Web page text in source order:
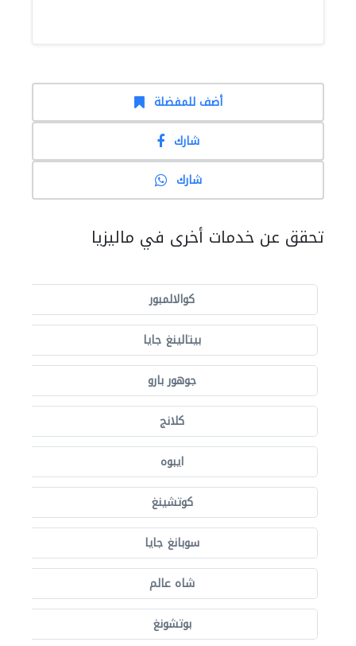
أضف للمفضلة
شارك
شارك
تحقق عن خدمات أخرى في ماليزيا
كوالالمبور
بيتالينغ جايا
جوهور بارو
كلانج
ايبوه
كوتشينغ
سوبانغ جايا
شاه عالم
بوتشونغ